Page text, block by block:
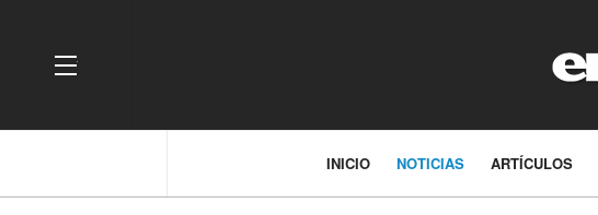
OFF CANVAS
INICIO NOTICIAS ARTÍCULOS